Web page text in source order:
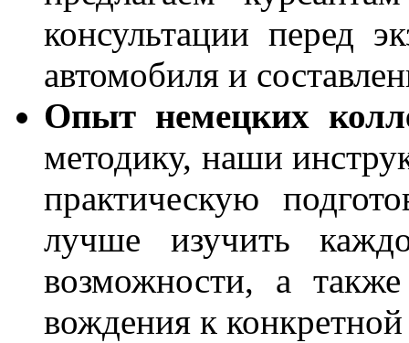
консультации перед
автомобиля и
Опыт немецких
методику, наши
практическую
лучше изучить
возможности, а
вождения к